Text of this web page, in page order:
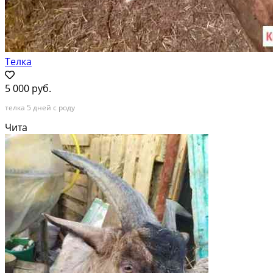
Телка
5 000 руб.
телка 5 дней с роду
Чита